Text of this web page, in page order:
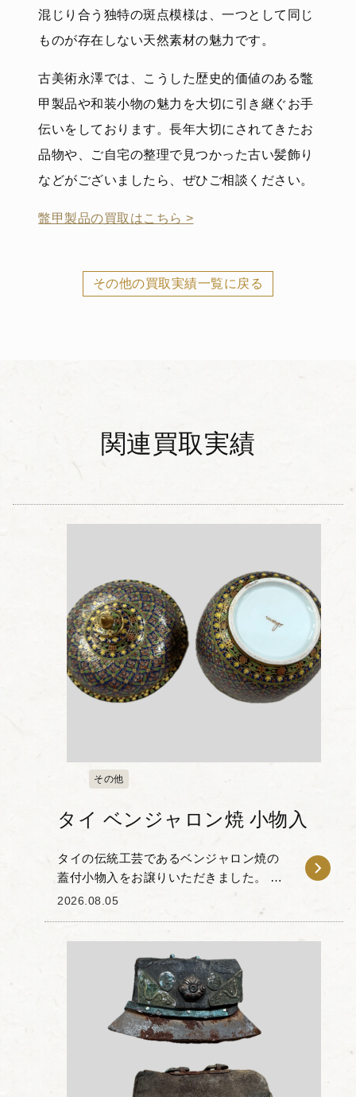
混じり合う独特の斑点模様は、一つとして同じ
ものが存在しない天然素材の魅力です。
古美術永澤では、こうした歴史的価値のある鼈
甲製品や和装小物の魅力を大切に引き継ぐお手
伝いをしております。長年大切にされてきたお
品物や、ご自宅の整理で見つかった古い髪飾り
などがございましたら、ぜひご相談ください。
鼈甲製品の買取はこちら >
その他の買取実績一覧に戻る
関連買取実績
その他
タイ ベンジャロン焼 小物入
タイの伝統工芸であるベンジャロン焼の
蓋付小物入をお譲りいただきました。 ベ
ンジャロンとは古代サンスクリット語で
「５色」を意味し、その名の通り多色使
2026.08.05